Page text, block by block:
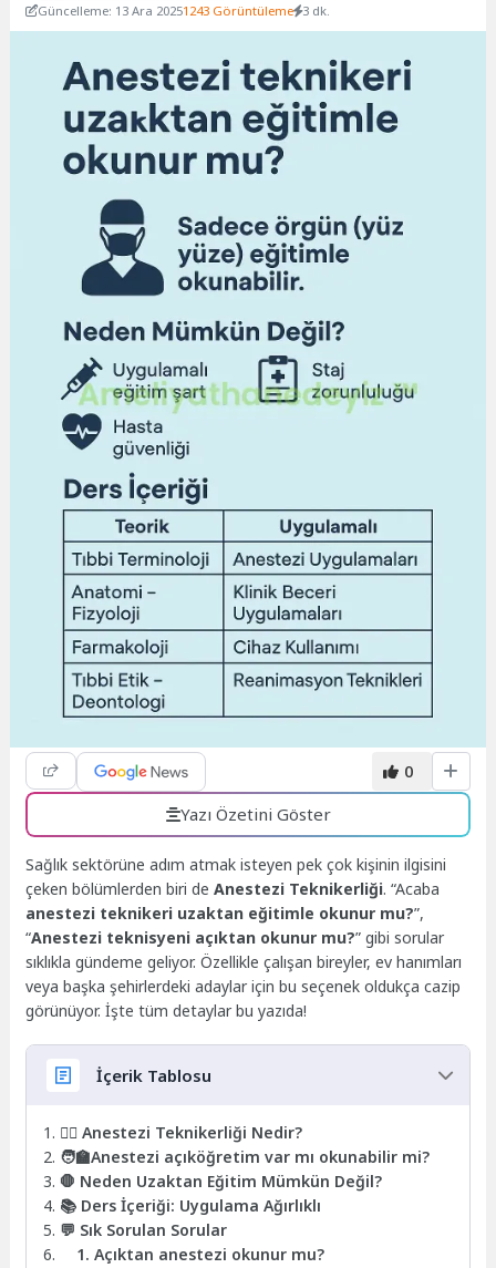
Güncelleme: 13 Ara 20251243 Görüntüleme 3 dk.
0
Yazı Özetini Göster
Sağlık sektörüne adım atmak isteyen pek çok kişinin ilgisini
çeken bölümlerden biri deAnestezi Teknikerliği. “Acaba
anestezi teknikeri uzaktan eğitimle okunur mu?”,
“Anestezi teknisyeni açıktan okunur mu?” gibi sorular
sıklıkla gündeme geliyor. Özellikle çalışan bireyler, ev hanımları
veya başka şehirlerdeki adaylar için bu seçenek oldukça cazip
görünüyor. İşte tüm detaylar bu yazıda!
İçerik Tablosu
👩‍⚕️ Anestezi Teknikerliği Nedir?
🧑‍🏫Anestezi açıköğretim var mı okunabilir mi?
🛑 Neden Uzaktan Eğitim Mümkün Değil?
📚 Ders İçeriği: Uygulama Ağırlıklı
💬 Sık Sorulan Sorular
1. Açıktan anestezi okunur mu?